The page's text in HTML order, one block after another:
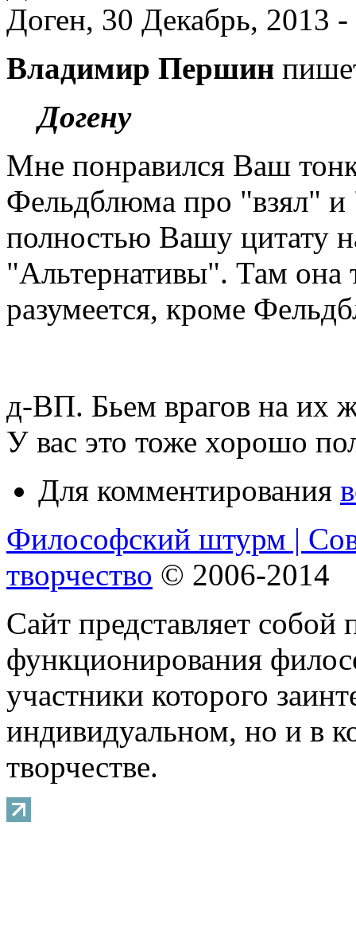
Доген, 30 Декабрь, 2013
Владимир Першин
Догену
Мне понравился Ваш
Фельдблюма про "взял"
полностью Вашу цитату
"Альтернативы". Там она
разумеется, кроме
д-ВП. Бьем врагов на их
У вас это тоже хорошо
Для комментирования
Философский штурм |
творчество © 2006-2014
Сайт представляет собой
функционирования
участники которого
индивидуальном, но и в
творчестве.